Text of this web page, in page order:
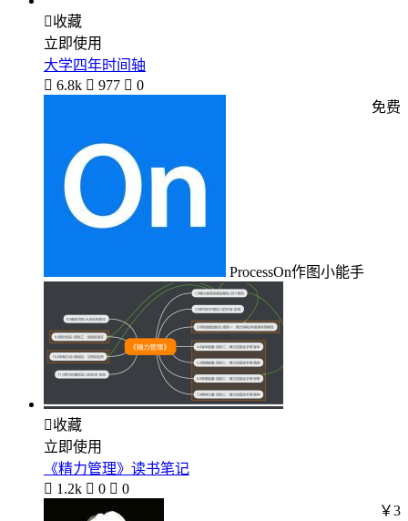
收藏
立即使用
大学四年时间轴
 6.8k  977  0
ProcessOn作图小能手
免费
收藏
立即使用
《精力管理》读书笔记
 1.2k  0  0
￥3